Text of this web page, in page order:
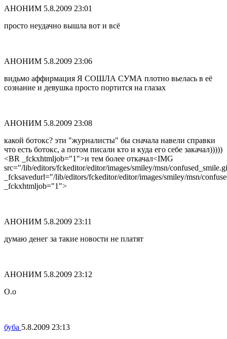
АНОНИМ 5.8.2009 23:01
просто неудачно вышла вот и всё
АНОНИМ 5.8.2009 23:06
видьмо аффирмация Я СОШЛА СУМА плотно вьелась в её
сознание и девушка просто портится на глазах
АНОНИМ 5.8.2009 23:08
какой ботокс? эти "журналисты" бы сначала навели справки
что есть ботокс, а потом писали кто и куда его себе закачал)))))
<BR _fckxhtmljob="1">и тем более откачал<IMG
src="/lib/editors/fckeditor/editor/images/smiley/msn/
_fcksavedurl="/lib/editors/fckeditor/editor/images/smiley/msn/
_fckxhtmljob="1">
АНОНИМ 5.8.2009 23:11
думаю денег за такие новости не платят
АНОНИМ 5.8.2009 23:12
О.о
буба 5.8.2009 23:13